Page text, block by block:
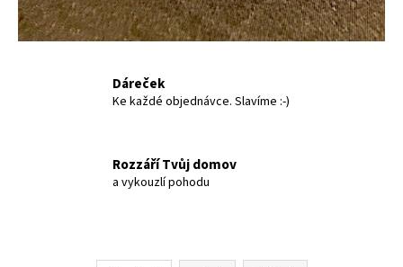
Dáreček
Ke každé objednávce. Slavíme :-)
Rozzáří Tvůj domov
a vykouzlí pohodu